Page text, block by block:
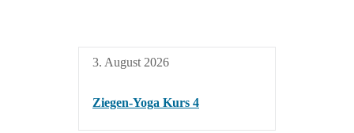
3. August 2026
Ziegen-Yoga Kurs 4